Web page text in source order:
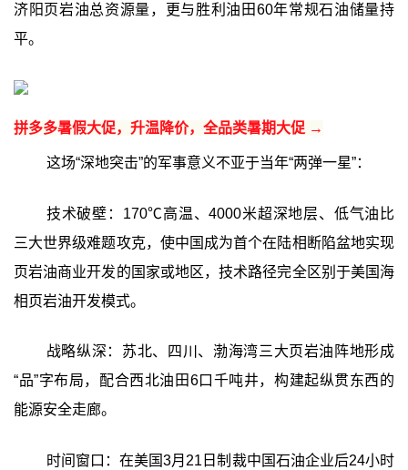
济阳页岩油总资源量，更与胜利油田60年常规石油储量持
平。
拼多多暑假大促，升温降价，全品类暑期大促 →
这场“深地突击”的军事意义不亚于当年“两弹一星”：
技术破壁：170℃高温、4000米超深地层、低气油比
三大世界级难题攻克，使中国成为首个在陆相断陷盆地实现
页岩油商业开发的国家或地区，技术路径完全区别于美国海
相页岩油开发模式。
战略纵深：苏北、四川、渤海湾三大页岩油阵地形成
“品”字布局，配合西北油田6口千吨井，构建起纵贯东西的
能源安全走廊。
时间窗口：在美国3月21日制裁中国石油企业后24小时